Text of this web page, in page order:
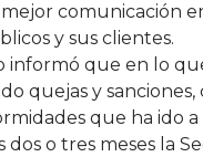
mejor comunicación
y sus clientes.
informó que en lo
quejas y
que ha ido a
dos o tres meses la